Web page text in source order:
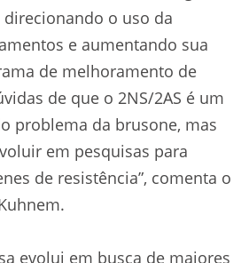
o uso da
e aumentando sua
de melhoramento de
de que o 2NS/2AS é um
problema da brusone, mas
em pesquisas para
de resistência”, comenta o
evolui em busca de maiores